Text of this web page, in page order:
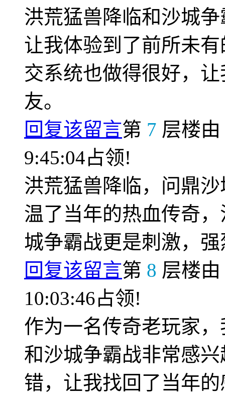
洪荒猛兽降临和沙城
让我体验到了前所未
交系统也做得很好，
友。
回复该留言第 7 层楼由
9:45:04占领!
洪荒猛兽降临，问鼎
温了当年的热血传奇
城争霸战更是刺激，
回复该留言第 8 层楼由
10:03:46占领!
作为一名传奇老玩家
和沙城争霸战非常感
错，让我找回了当年